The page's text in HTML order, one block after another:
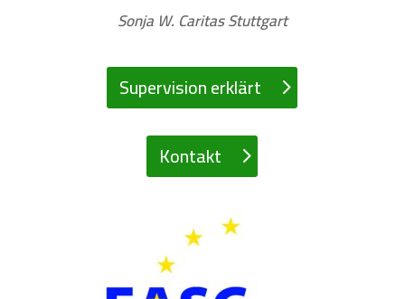
Sonja W. Caritas Stuttgart
Supervision erklärt
Kontakt